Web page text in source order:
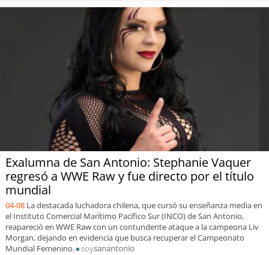
Exalumna de San Antonio: Stephanie Vaquer
regresó a WWE Raw y fue directo por el título
mundial
04-08 La destacada luchadora chilena, que cursó su enseñanza media en
el Instituto Comercial Marítimo Pacífico Sur (INCO) de San Antonio,
reapareció en WWE Raw con un contundente ataque a la campeona Liv
Morgan, dejando en evidencia que busca recuperar el Campeonato
Mundial Femenino.
soysanantonio